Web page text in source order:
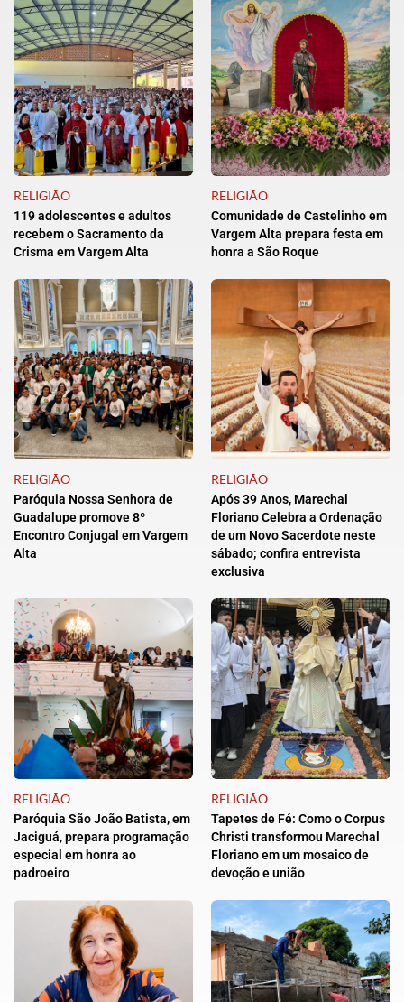
RELIGIÃO
119 adolescentes e adultos
recebem o Sacramento da
Crisma em Vargem Alta
RELIGIÃO
Comunidade de Castelinho em
Vargem Alta prepara festa em
honra a São Roque
RELIGIÃO
Paróquia Nossa Senhora de
Guadalupe promove 8º
Encontro Conjugal em Vargem
Alta
RELIGIÃO
Após 39 Anos, Marechal
Floriano Celebra a Ordenação
de um Novo Sacerdote neste
sábado; confira entrevista
exclusiva
RELIGIÃO
Paróquia São João Batista, em
Jaciguá, prepara programação
especial em honra ao
padroeiro
RELIGIÃO
Tapetes de Fé: Como o Corpus
Christi transformou Marechal
Floriano em um mosaico de
devoção e união